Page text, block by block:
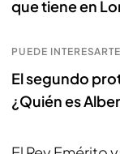
que tiene en
PUEDE INTERESARTE
El segundo
¿Quién es